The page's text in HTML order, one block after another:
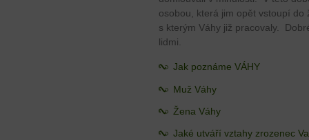
osobou, která jim opět vstoupí
s kterým Váhy již pracovaly.
lidmi.
Jak poznáme VÁHY
Muž Váhy
Žena Váhy
Jaké utváří vztahy zrozenec